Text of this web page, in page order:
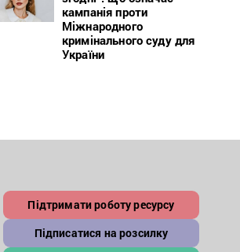
кампанія проти
Міжнародного
кримінального суду для
України
Підтримати роботу ресурсу
Підписатися на розсилку